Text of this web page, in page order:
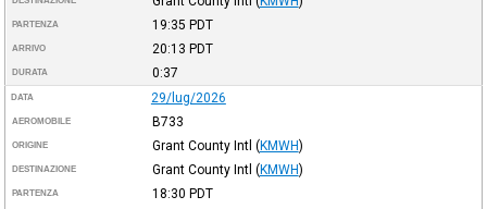
PARTENZA 19:35 PDT
ARRIVO 20:13 PDT
DURATA 0:37
DATA 29/lug/2026
AEROMOBILE B733
ORIGINE Grant County Intl (KMWH)
DESTINAZIONE Grant County Intl (KMWH)
PARTENZA 18:30 PDT